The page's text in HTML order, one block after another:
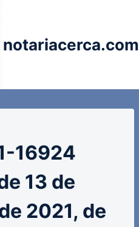
notariacerca.com
16924
13 de
2021, de